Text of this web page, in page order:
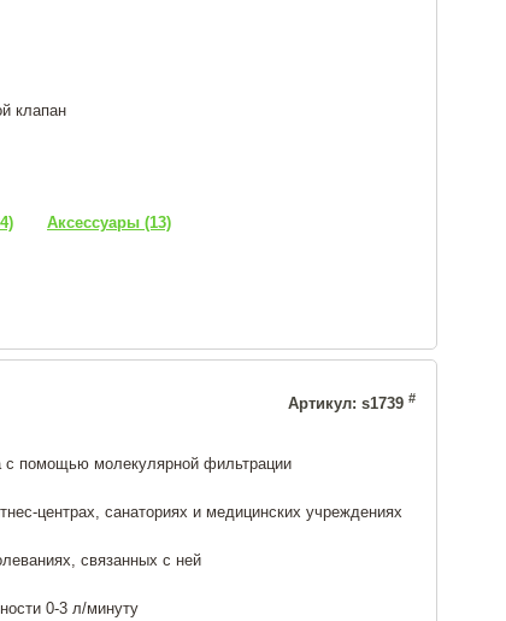
клапан
Аксессуары (13)
Артикул: s1739 #
с помощью молекулярной фильтрации
центрах, санаториях и медицинских учреждениях
связанных с ней
0-3 л/минуту